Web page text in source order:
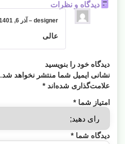
دیدگاه و نظرات
designer
– آذر 6, 1401
عالی
دیدگاه خود را بنویسید
نشانی ایمیل شما منتشر نخواهد شد.
علامت‌گذاری شده‌اند *
امتیاز شما *
دیدگاه شما *